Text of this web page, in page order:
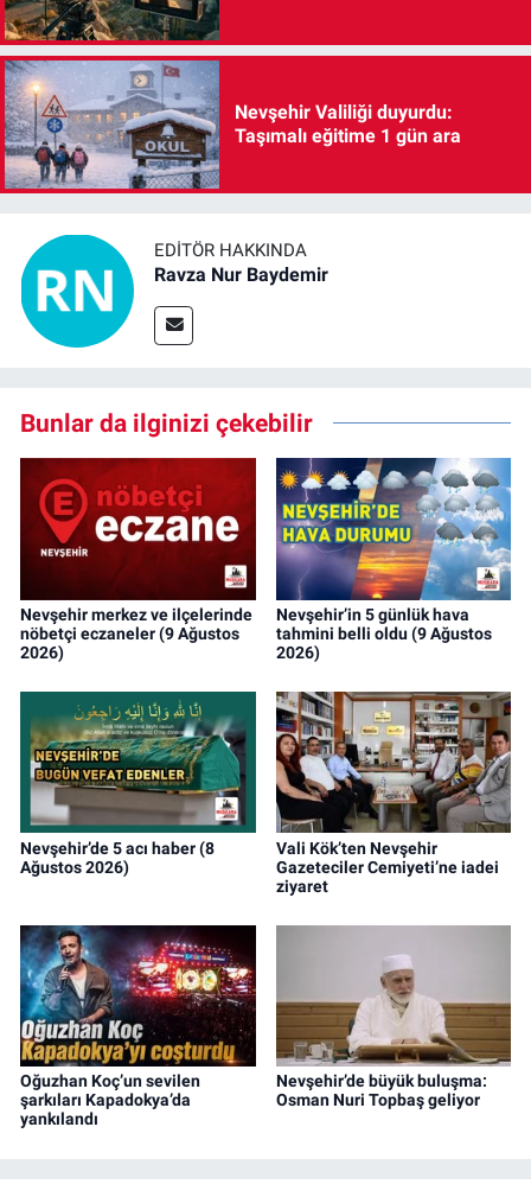
Nevşehir Valiliği duyurdu:
Taşımalı eğitime 1 gün ara
EDITÖR HAKKINDA
Ravza Nur Baydemir
Bunlar da ilginizi çekebilir
Nevşehir merkez ve ilçelerinde
nöbetçi eczaneler (9 Ağustos
2026)
Nevşehir’in 5 günlük hava
tahmini belli oldu (9 Ağustos
2026)
Nevşehir’de 5 acı haber (8
Ağustos 2026)
Vali Kök’ten Nevşehir
Gazeteciler Cemiyeti’ne iadei
ziyaret
Oğuzhan Koç’un sevilen
şarkıları Kapadokya’da
yankılandı
Nevşehir’de büyük buluşma:
Osman Nuri Topbaş geliyor